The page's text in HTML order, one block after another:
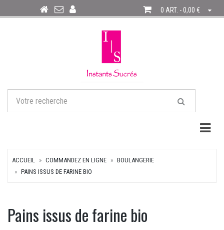
0 ART. - 0,00 €
ACCUEIL COMMANDEZ EN LIGNE
BOULANGERIE
PAINS ISSUS DE FARINE BIO
Pains issus de farine bio